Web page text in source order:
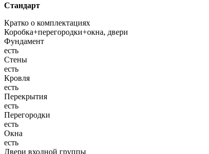
Стандарт
Кратко о комплектациях
Коробка+перегородки+окна, двери
Фундамент
есть
Стены
есть
Кровля
есть
Перекрытия
есть
Перегородки
есть
Окна
есть
Двери входной группы